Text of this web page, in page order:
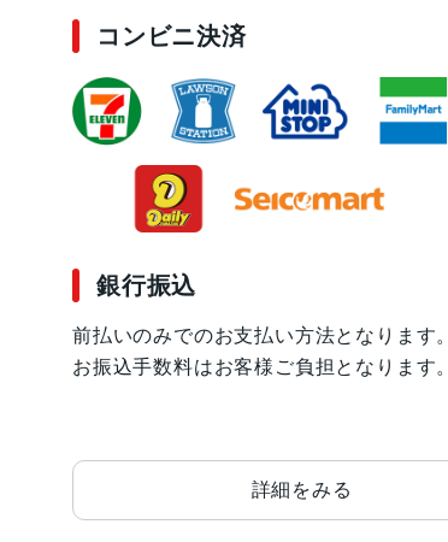
コンビニ決済
銀行振込
前払いのみでのお支払い方法となります。
お振込手数料はお客様ご負担となります。
詳細をみる